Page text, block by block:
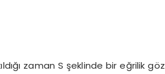
zaman S şeklinde bir eğrilik